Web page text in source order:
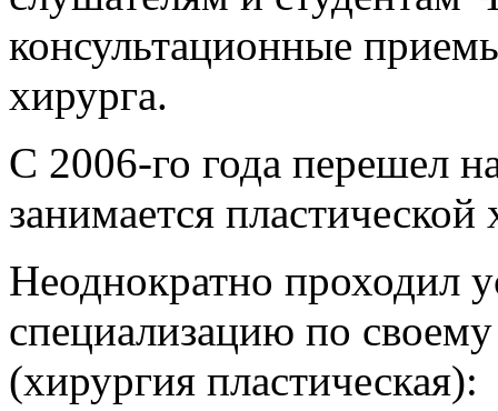
консультационные
хирурга.
С 2006-го года перешел
занимается пластической
Неоднократно проходил
специализацию по
(хирургия пластическая):